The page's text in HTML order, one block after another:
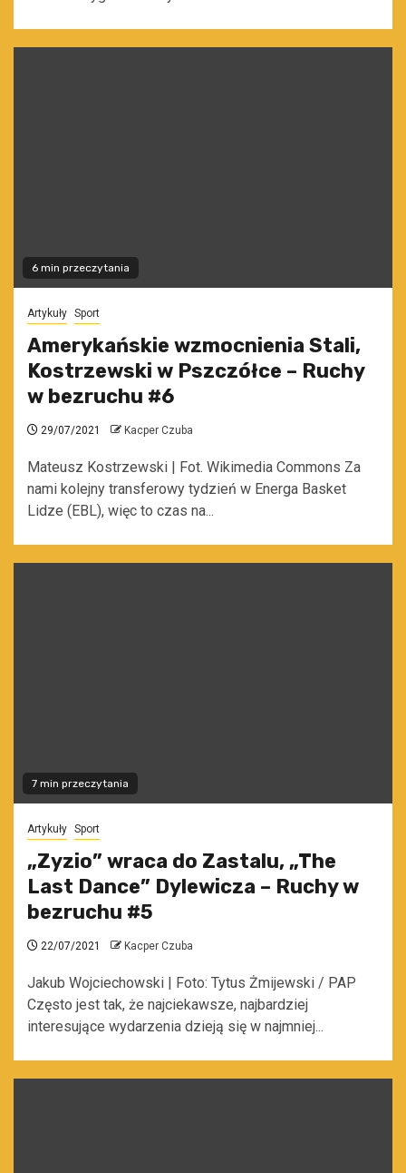
6 min przeczytania
Artykuły Sport
Amerykańskie wzmocnienia Stali,
Kostrzewski w Pszczółce – Ruchy
w bezruchu #6
29/07/2021 Kacper Czuba
Mateusz Kostrzewski | Fot. Wikimedia Commons Za
nami kolejny transferowy tydzień w Energa Basket
Lidze (EBL), więc to czas na...
7 min przeczytania
Artykuły Sport
„Zyzio” wraca do Zastalu, „The
Last Dance” Dylewicza – Ruchy w
bezruchu #5
22/07/2021 Kacper Czuba
Jakub Wojciechowski | Foto: Tytus Żmijewski / PAP
Często jest tak, że najciekawsze, najbardziej
interesujące wydarzenia dzieją się w najmniej...